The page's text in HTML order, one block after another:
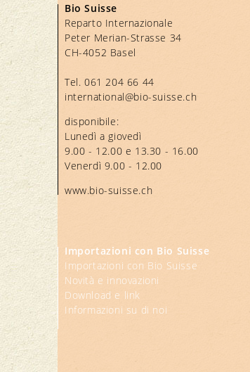
Bio Suisse
Reparto Internazionale
Peter Merian-Strasse 34
CH-4052 Basel
Tel.061 204 66 44
international@bio-suisse.ch
disponibile:
Lunedì a giovedì
9.00 - 12.00 e 13.30 - 16.00
Venerdì 9.00 - 12.00
www.bio-suisse.ch
Importazioni con Bio Suisse
Importazioni con Bio Suisse
Novità e innovazioni
Download e link
Informazioni su di noi